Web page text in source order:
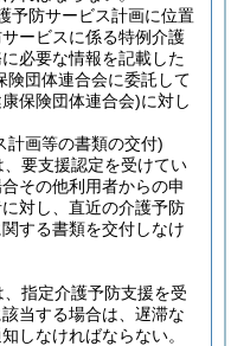
予防サービス計画に位置
ービスに係る特例介護
必要な情報を記載した
険団体連合会に委託して
保険団体連合会)に対し
計画等の書類の交付)
要支援認定を受けてい
その他利用者からの申
対し、直近の介護予防
する書類を交付しなけ
指定介護予防支援を受
当する場合は、遅滞な
しなければならない。